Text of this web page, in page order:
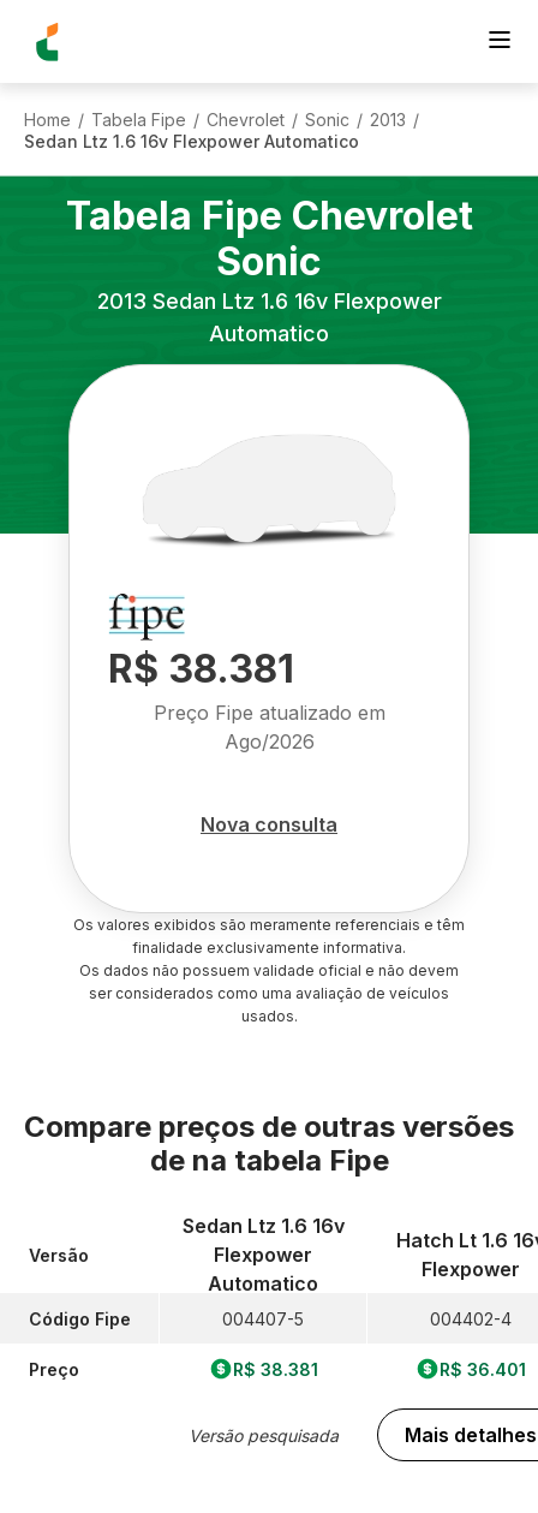
Home / Tabela Fipe / Chevrolet / Sonic / 2013 /
Sedan Ltz 1.6 16v Flexpower Automatico
Tabela Fipe Chevrolet
Sonic
2013 Sedan Ltz 1.6 16v Flexpower
Automatico
R$ 38.381
Preço Fipe atualizado em
Ago/2026
Nova consulta
Os valores exibidos são meramente referenciais e têm
finalidade exclusivamente informativa.
Os dados não possuem validade oficial e não devem
ser considerados como uma avaliação de veículos
usados.
Compare preços de outras versões
de na tabela Fipe
Versão
Código Fipe
Preço
Sedan Ltz 1.6 16v
Flexpower
Automatico
004407-5
R$ 38.381
Versão pesquisada
Hatch Lt 1.6
Flexpower
004402-4
R$ 36.401
Mais detalhes